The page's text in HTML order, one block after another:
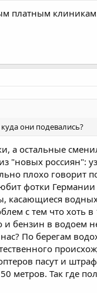
платным
они подевались?
а остальные
"новых россиян":
плохо говорит
фотки
с тем что хоть
бензин в водоем
По берегам
пасут и
метров. Так где